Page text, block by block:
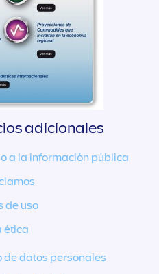
adicionales
a la información pública
de uso
ética
datos personales